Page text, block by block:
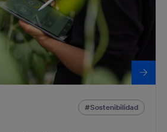
Sostenibilidad